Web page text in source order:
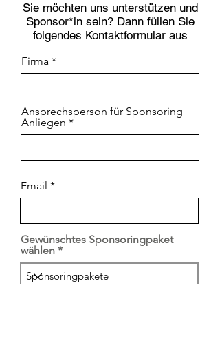
Sie möchten uns unterstützen und
Sponsor*in sein? Dann füllen Sie
folgendes Kontaktformular aus
Firma
Ansprechsperson für Sponsoring
Anliegen
Email
Gewünschtes Sponsoringpaket
wählen